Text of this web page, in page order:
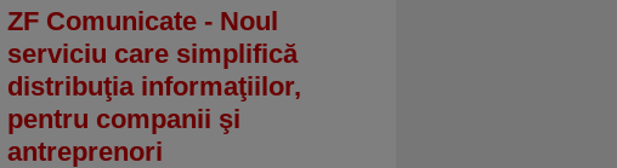
ZF Comunicate - Noul
serviciu care simplifică
distribuţia informaţiilor,
pentru companii şi
antreprenori